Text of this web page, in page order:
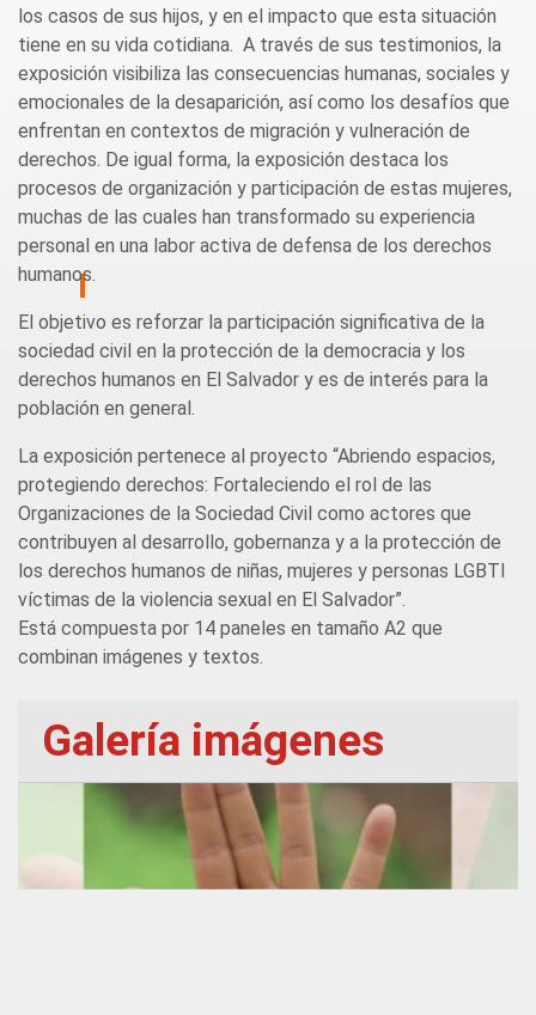
los casos de sus hijos, y en el impacto que esta situación
tiene en su vida cotidiana. A través de sus testimonios, la
exposición visibiliza las consecuencias humanas, sociales y
emocionales de la desaparición, así como los desafíos que
enfrentan en contextos de migración y vulneración de
derechos. De igual forma, la exposición destaca los
procesos de organización y participación de estas mujeres,
muchas de las cuales han transformado su experiencia
personal en una labor activa de defensa de los derechos
humanos.
El objetivo es reforzar la participación significativa de la
sociedad civil en la protección de la democracia y los
derechos humanos en El Salvador y es de interés para la
población en general.
La exposición pertenece al proyecto “Abriendo espacios,
protegiendo derechos: Fortaleciendo el rol de las
Organizaciones de la Sociedad Civil como actores que
contribuyen al desarrollo, gobernanza y a la protección de
los derechos humanos de niñas, mujeres y personas LGBTI
víctimas de la violencia sexual en El Salvador”.
Está compuesta por 14 paneles en tamaño A2 que
combinan imágenes y textos.
Galería imágenes